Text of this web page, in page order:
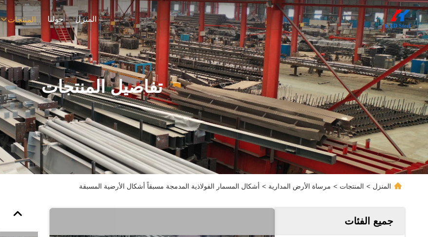
المنزل حولنا المنتجات
تفاصيل المنتجات
المنزل > المنتجات > مرساة الأرض المدارية > أشكال المسمار الفولاذية المدمجة مسبقاً أشكال الأرضية المسبقة
جميع الفئات